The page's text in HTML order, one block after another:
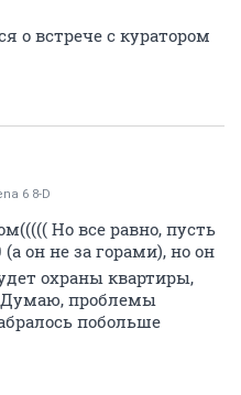
о встрече с куратором
6 8-D
Но все равно, пусть
он не за горами), но он
охраны квартиры,
Думаю, проблемы
побольше